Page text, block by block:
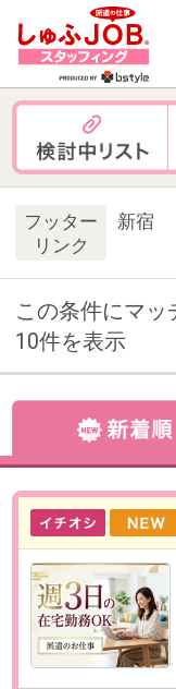
フッター
リンク
新宿
この条件にマッチした
10件を表示
【週3
書サポ
援企業
最寄り駅 東新宿
駅 徒歩